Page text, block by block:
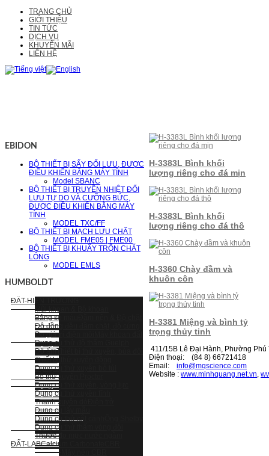
TRANG CHỦ
GIỚI THIỆU
TIN TỨC
DỊCH VỤ
KHUYẾN MÃI
LIÊN HỆ
EBIDON
BỘ THIẾT BỊ SẤY ĐỐI LƯU, ĐƯỢC
ĐIỀU KHIỂN BẰNG MÁY TÍNH
Model SBANC
BỘ THIẾT BỊ TRUYỀN NHIỆT ĐỐI
LƯU TỰ DO VÀ CƯỠNG BỨC,
ĐƯỢC ĐIỀU KHIỂN BẰNG MÁY
TÍNH
MODEL TXC/FF
BỘ THIẾT BỊ MẠCH LƯU CHẤT
MODEL FME05 | FME00
BỘ THIẾT BỊ KHUẤY TRỘN CHẤT
LỎNG
MODEL EMLS
HUMBOLDT
ĐẤT-HIỆN TRƯỜNG
Mũi khoan & Bộ khoan
Bảng so màu
Độ đồng đều đầm chặt, độ cứng
Đo giá trị điện môi
Dụng cụ thử độ thấm Guelph
Độ ẩmThiết bị thử xuyên, búa đôi
Thiết bị thử xuyên động
Dụng cụ thử xuyên bỏ túi
Bộ thử xuyên Proctor
Dụng cụ thử xuyên, vòng lực
Dụng cụ thử xuyên tĩnh
Thanh xuyên dò
Dụng cụ lấy mẫu
Dụng cụ thử cắt cánh
Dụng cụ thử thấm vòng đôi
Thước đo mực nước ngầm
ĐẤT-LABCalcium Carbonate
H-3383L Bình khối
lượng riêng cho đá mịn
H-3383L Bình khối
lượng riêng cho đá thô
H-3360 Chày đầm và
khuôn côn
H-3381 Miệng và bình tỷ
trọng thủy tinh
411/15B Lê Đại Hành, Phường Phú
Điện thoại: (84 8) 66721418
Email: info@mqscience.com
Website : www.minhquang.net.vn,